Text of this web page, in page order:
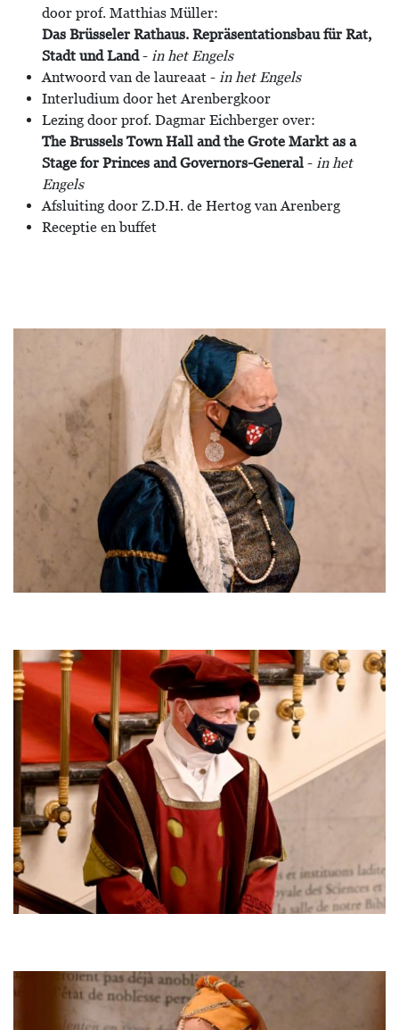
door prof. Matthias Müller:
Das Brüsseler Rathaus. Repräsentationsbau für Rat,
Stadt und Land - in het Engels
Antwoord van de laureaat - in het Engels
Interludium door het Arenbergkoor
Lezing door prof. Dagmar Eichberger over:
The Brussels Town Hall and the Grote Markt as a
Stage for Princes and Governors-General - in het
Engels
Afsluiting door Z.D.H. de Hertog van Arenberg
Receptie en buffet
Afbeelding
Afbeelding